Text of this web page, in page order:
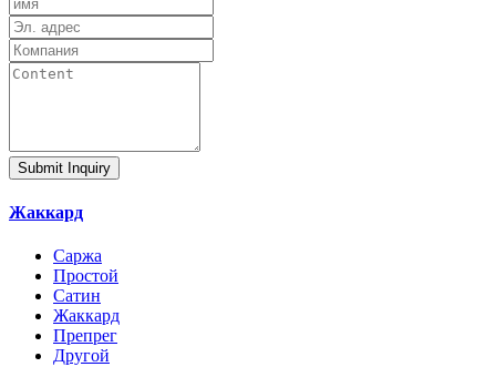
Submit Inquiry
Жаккард
Саржа
Простой
Сатин
Жаккард
Препрег
Другой